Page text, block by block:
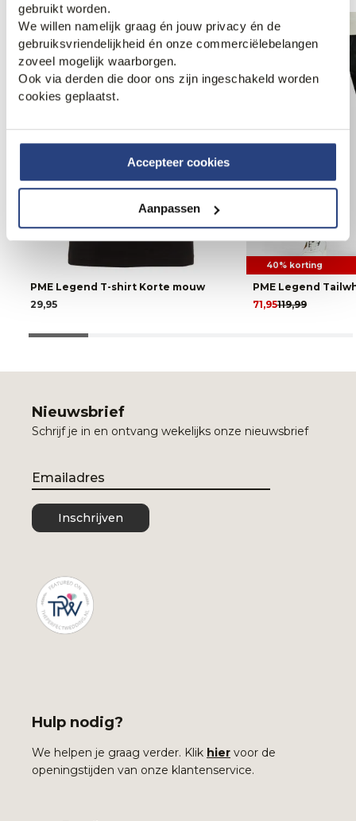
gebruikt worden.
We willen namelijk graag én jouw privacy én de
gebruiksvriendelijkheid én onze commerciëlebelangen
zoveel mogelijk waarborgen.
Ook via derden die door ons zijn ingeschakeld worden
cookies geplaatst.
Accepteer cookies
Aanpassen
PME Legend T-shirt Korte mouw
29,95
40% korting
PME Legend
119,99
71,95
Nieuwsbrief
Schrijf je in en ontvang wekelijks onze nieuwsbrief
Email
Inschrijven
Hulp nodig?
We helpen je graag verder. Klik hier voor de
openingstijden van onze klantenservice.